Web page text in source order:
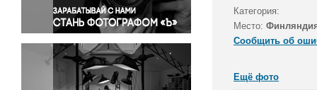
Происшествия и конфликты
Религия
Светская жизнь
Спорт
Экология
Категория:
Место:
Сообщить об
Ещё фото